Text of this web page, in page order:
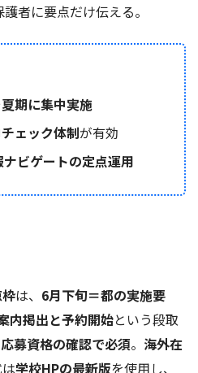
護者に要点だけ伝える。
期に集中実施
ェック体制が有効
ナビゲートの定点運用
は、 6月下旬＝都の実施要
内掲出と予約開始という段取
募資格の確認で必須。 海外在
学校HPの最新版を使用し、